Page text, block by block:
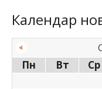
Календар
Пн
Вт Ср